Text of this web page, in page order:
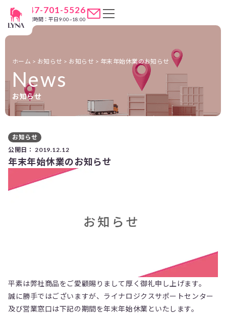
047-701-5526
営業時間：平日9:00~18:00
News
お知らせ
ホーム > お知らせ > お知らせ > 年末年始休業のお知らせ
お知らせ
公開日： 2019.12.12
年末年始休業のお知らせ
平素は弊社商品をご愛顧賜りまして厚く御礼申し上げます。
誠に勝手ではございますが、ライナロジクスサポートセンター
及び営業窓口は下記の期間を年末年始休業といたします。